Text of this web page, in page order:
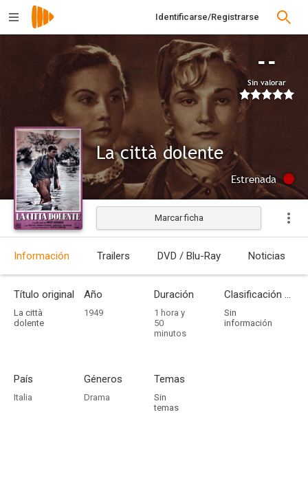
Identificarse/Registrarse
--
Sin valorar
La città dolente
Estrenada
Marcar ficha
Información Trailers DVD / Blu-Ray Noticias
Título original
La città
dolente
Año
1949
Duración
1 hora y
50
minutos
Clasificación por edades
Sin
información
País
Italia
Géneros
Drama
Temas
Sin
temas